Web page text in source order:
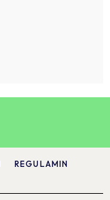
REGULAMIN